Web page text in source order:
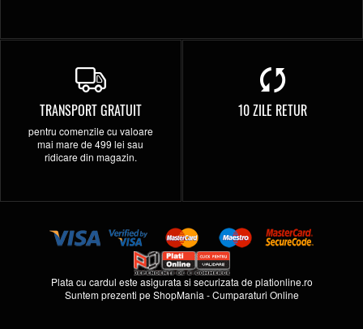
TRANSPORT GRATUIT
pentru comenzile cu valoare
mai mare de 499 lei sau
ridicare din magazin.
10 ZILE RETUR
Plata cu cardul este asigurata si securizata deplationline.ro
Suntem prezenti peShopMania -Cumparaturi Online